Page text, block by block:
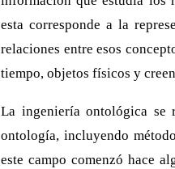
esta corresponde a la
relaciones entre esos
tiempo, objetos físicos y
La ingeniería ontológica se
ontología, incluyendo
este campo comenzó hace